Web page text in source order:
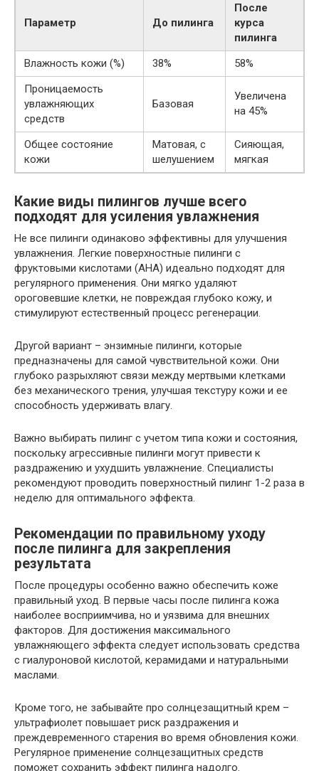
Параметр До пилинга
После
курса
пилинга
Влажность кожи (%)
38%
58%
Проницаемость
увлажняющих
средств
Базовая
Увеличена
на 45%
Общее состояние
кожи
Матовая, с
шелушением
Сияющая,
мягкая
Какие виды пилингов лучше всего
подходят для усиления увлажнения
Не все пилинги одинаково эффективны для улучшения
увлажнения. Легкие поверхностные пилинги с
фруктовыми кислотами (AHA) идеально подходят для
регулярного применения. Они мягко удаляют
ороговевшие клетки, не повреждая глубоко кожу, и
стимулируют естественный процесс регенерации.
Другой вариант – энзимные пилинги, которые
предназначены для самой чувствительной кожи. Они
глубоко разрыхляют связи между мертвыми клетками
без механического трения, улучшая текстуру кожи и ее
способность удерживать влагу.
Важно выбирать пилинг с учетом типа кожи и состояния,
поскольку агрессивные пилинги могут привести к
раздражению и ухудшить увлажнение. Специалисты
рекомендуют проводить поверхностный пилинг 1-2 раза в
неделю для оптимального эффекта.
Рекомендации по правильному уходу
после пилинга для закрепления
результата
После процедуры особенно важно обеспечить коже
правильный уход. В первые часы после пилинга кожа
наиболее восприимчива, но и уязвима для внешних
факторов. Для достижения максимального
увлажняющего эффекта следует использовать средства
с гиалуроновой кислотой, керамидами и натуральными
маслами.
Кроме того, не забывайте про солнцезащитный крем –
ультрафиолет повышает риск раздражения и
преждевременного старения во время обновления кожи.
Регулярное применение солнцезащитных средств
поможет сохранить эффект пилинга надолго.